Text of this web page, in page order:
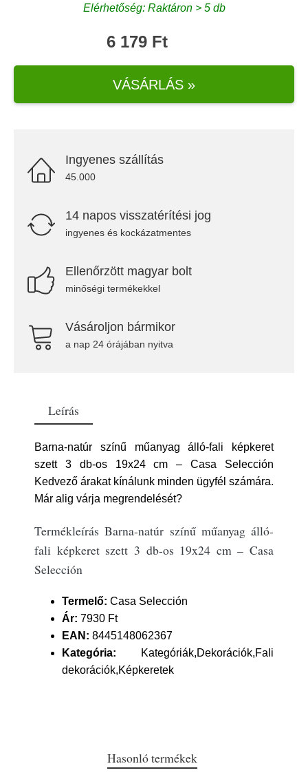
Elérhetőség: Raktáron > 5 db
6 179 Ft
VÁSÁRLÁS »
Ingyenes szállítás
45.000
14 napos visszatérítési jog
ingyenes és kockázatmentes
Ellenőrzött magyar bolt
minőségi termékekkel
Vásároljon bármikor
a nap 24 órájában nyitva
Leírás
Barna-natúr színű műanyag álló-fali képkeret
szett 3 db-os 19x24 cm – Casa Selección
Kedvező árakat kínálunk minden ügyfél számára.
Már alig várja megrendelését?
Termékleírás Barna-natúr színű műanyag álló-
fali képkeret szett 3 db-os 19x24 cm – Casa
Selección
Termelő: Casa Selección
Ár: 7930 Ft
EAN: 8445148062367
Kategória: Kategóriák,Dekorációk,Fali
dekorációk,Képkeretek
Hasonló termékek